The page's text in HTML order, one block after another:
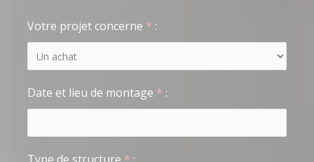
Votre projet concerne * :
Date et lieu de montage * :